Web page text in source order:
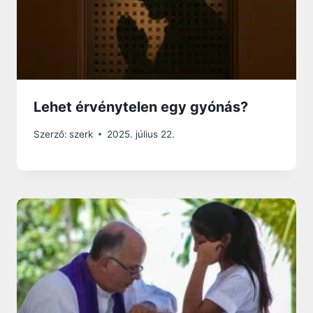
Lehet érvénytelen egy gyónás?
Szerző: szerk 2025. július 22.